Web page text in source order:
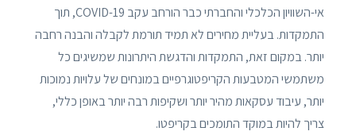
אי-השוויון הכלכלי והחברתי כבר הורחב עקב COVID-19, תוך
התמקדות. בעליית מחירים לא תמיד תורמת לקבלה והבנה רחבה
יותר. במקום זאת, התמקדות והדגשת היתרונות שמשיגים כל
משתמשי המטבעות הקריפטוגרפיים במונחים של עלויות נמוכות
יותר, עיבוד עסקאות מהיר יותר ושקיפות רבה יותר באופן כללי,
צריך להיות במוקד התומכים בקריפטו.